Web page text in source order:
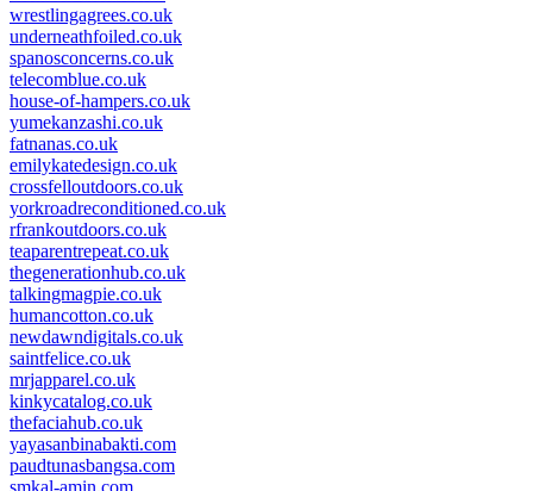
wrestlingagrees.co.uk
underneathfoiled.co.uk
spanosconcerns.co.uk
telecomblue.co.uk
house-of-hampers.co.uk
yumekanzashi.co.uk
fatnanas.co.uk
emilykatedesign.co.uk
crossfelloutdoors.co.uk
yorkroadreconditioned.co.uk
rfrankoutdoors.co.uk
teaparentrepeat.co.uk
thegenerationhub.co.uk
talkingmagpie.co.uk
humancotton.co.uk
newdawndigitals.co.uk
saintfelice.co.uk
mrjapparel.co.uk
kinkycatalog.co.uk
thefaciahub.co.uk
yayasanbinabakti.com
paudtunasbangsa.com
smkal-amin.com